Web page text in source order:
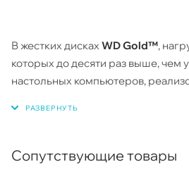
В жестких дисках WD Gold™,
которых до десяти раз выше, чем
настольных компьютеров,
из лучших по надежности, емкости,
диски WD Gold™ , специально
Сопутствующие товары